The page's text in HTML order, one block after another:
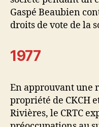
Gaspé Beaubien
droits de vote de la
1977
En approuvant une
propriété de CKCH
Rivières, le CRTC